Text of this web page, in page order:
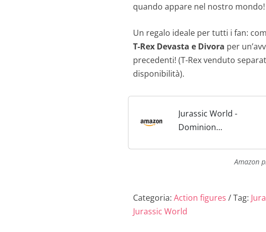
quando appare nel nostro mondo!
Un regalo ideale per tutti i fan:
T-Rex Devasta e Divora per
precedenti! (T-Rex venduto
disponibilità).
Jurassic World -
Dominion
mobili, ruggito e
dinosauro carnivoro ,
Giocattolo e regalo per
Amazon
Categoria: Action figures Tag:
Jurassic World